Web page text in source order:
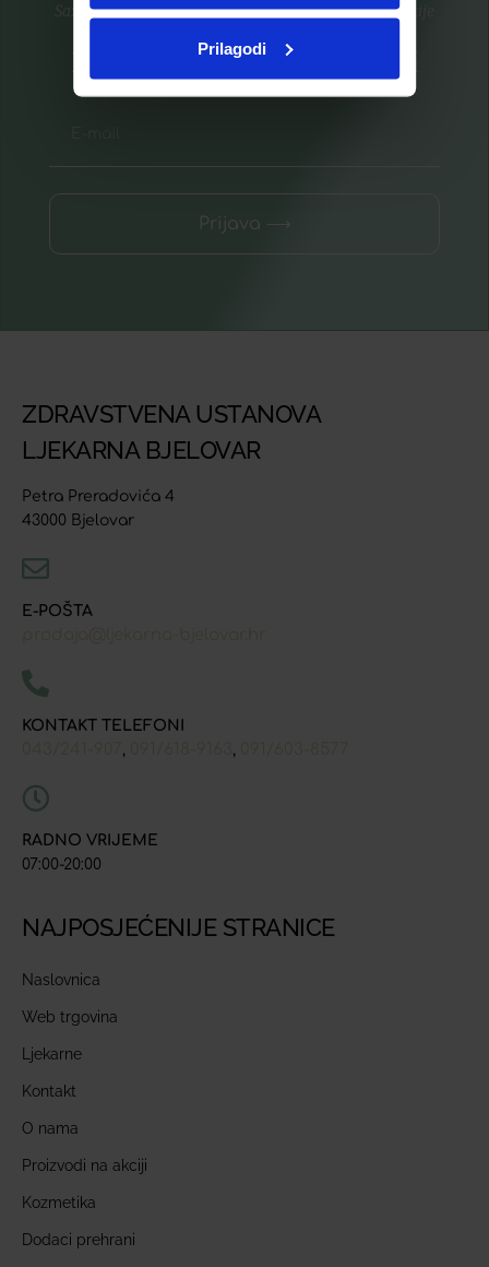
Prilagodi
Saznajte prvi za nove proizvode i ekskluzivne promocije
Prijavite se na listu za novosti
Prijava ⟶
ZDRAVSTVENA USTANOVA
LJEKARNA BJELOVAR
Petra Preradovića 4
43000 Bjelovar
E-POŠTA
KONTAKT TELEFONI
, ,
RADNO VRIJEME
07:00-20:00
NAJPOSJEĆENIJE STRANICE
Naslovnica
Web trgovina
Ljekarne
Kontakt
O nama
Proizvodi na akciji
Kozmetika
Dodaci prehrani